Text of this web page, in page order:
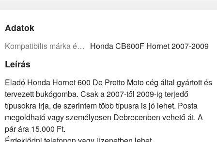
Adatok
Kompatibilis márka és modell: Honda CB600F Hornet 2007-2009
Leírás
Eladó Honda Hornet 600 De Pretto Moto cég által gyártott és
tervezett bukógomba. Csak a 2007-től 2009-ig terjedő
típusokra írja, de szerintem több típusra is jó lehet. Posta
megoldható vagy személyesen Debrecenben vehető át. A
pár ára 15.000 Ft.